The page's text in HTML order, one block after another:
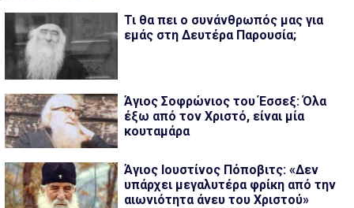
Τι θα πει ο συνάνθρωπός μας για
εμάς στη Δευτέρα Παρουσία;
Άγιος Σοφρώνιος του Έσσεξ: Όλα
έξω από τον Χριστό, είναι μία
κουταμάρα
Άγιος Ιουστίνος Πόποβιτς: «Δεν
υπάρχει μεγαλυτέρα φρίκη από την
αιωνιότητα άνευ του Χριστού»